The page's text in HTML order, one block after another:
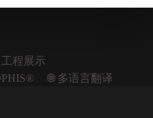
程展示
🌐 多语言翻译